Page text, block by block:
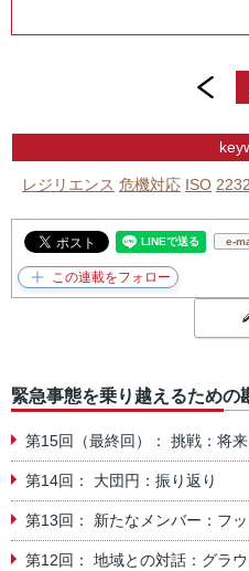
prev
レジリエンス 危機対応 ISO
e-
緊急事態を乗り越えるための
第15回（最終回）： 挑戦：将
第14回： 大団円：振り返り
第13回： 新たなメンバー：フ
第12回： 地域との対話：グラ